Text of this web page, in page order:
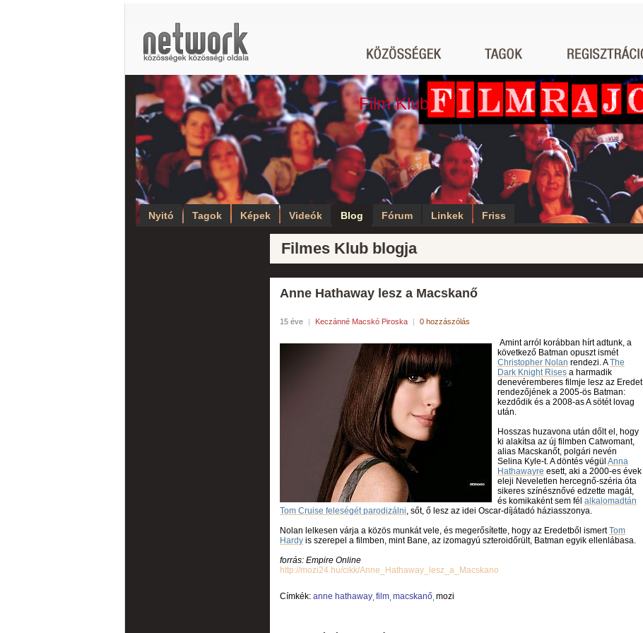
Film Klub
Nyitó Tagok Képek Videók Blog Fórum Linkek Friss
Filmes Klub blogja
Anne Hathaway lesz a Macskanő
15 éve | Keczánné Macskó Piroska | 0 hozzászólás
Amint arról korábban hírt adtunk, a
következő Batman opuszt ismét
Christopher Nolan rendezi. AThe
Dark Knight Rises a harmadik
denevéremberes filmje lesz az Eredet
rendezőjének a 2005-ös Batman:
kezdődik és a 2008-as A sötét lovag
után.
Hosszas huzavona után dőlt el, hogy
ki alakítsa az új filmben Catwomant,
alias Macskanőt, polgári nevén
Selina Kyle-t. A döntés végül Anna
Hathawayre esett, aki a 2000-es évek
eleji Neveletlen hercegnő-széria óta
sikeres színésznővé edzette magát,
és komikaként sem fél alkalomadtán
Tom Cruise feleségét parodizálni, sőt, ő lesz az idei Oscar-díjátadó háziasszonya.
Nolan lelkesen várja a közös munkát vele, és megerősítette, hogy az Eredetből ismertTom
Hardy is szerepel a filmben, mint Bane, az izomagyú szteroidőrült, Batman egyik ellenlábasa.
forrás: Empire Online
http://mozi24.hu/cikk/Anne_Hathaway_lesz_a_Macskano
Címkék: anne hathaway film macskanő mozi